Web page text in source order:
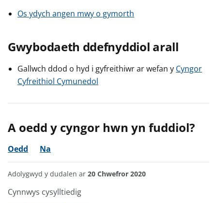
Os ydych angen mwy o gymorth
Gwybodaeth ddefnyddiol arall
Gallwch ddod o hyd i gyfreithiwr ar wefan y Cyngor
Cyfreithiol Cymunedol
A oedd y cyngor hwn yn fuddiol?
Oedd Na
Adolygwyd y dudalen ar 20 Chwefror 2020
Cynnwys cysylltiedig